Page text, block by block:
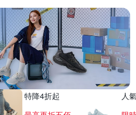
特降4折起
人